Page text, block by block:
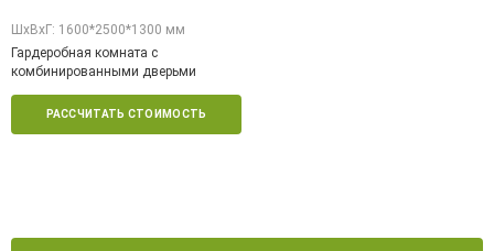
ШxВxГ: 1600*2500*1300 мм
Гардеробная комната с
комбинированными дверьми
РАССЧИТАТЬ СТОИМОСТЬ